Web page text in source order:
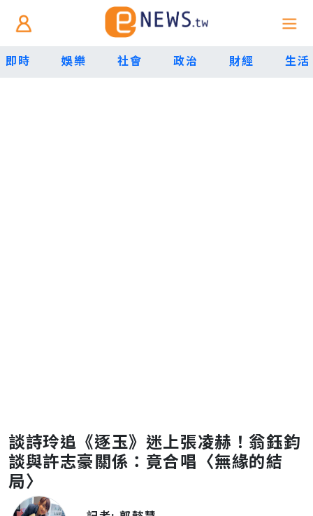
即時 娛樂 社會 政治 財經 生活
談詩玲追《逐玉》迷上張凌赫！翁鈺鈞
談與許志豪關係：竟合唱〈無緣的結
局〉